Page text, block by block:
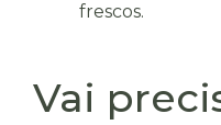
frescos.
Vai